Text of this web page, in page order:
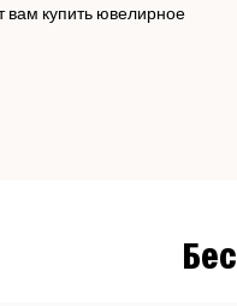
вам купить ювелирное